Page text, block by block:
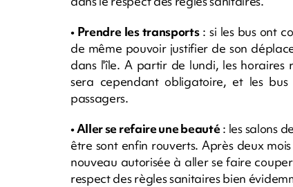
• Prendre les transports: si les bus ont
de même pouvoir justifier de son
dans l'île. A partir de lundi, les horaires
sera cependant obligatoire, et les
passagers.
• Aller se refaire une beauté: les salons
être sont enfin rouverts. Après deux
nouveau autorisée à aller se faire
respect des règles sanitaires bien